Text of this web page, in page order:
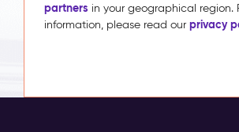
partners in your geographical region.
information, please read our privacy